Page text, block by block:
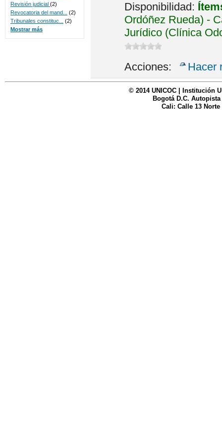
Disponibilidad:
Ordóñez Rueda) -
Jurídico (Clínica
Acciones: Hacer
Revisión judicial (2)
Revocatoria del mand...
(2)
Tribunales constituc...
(2)
Mostrar más
© 2014 UNICOC | Institución
Bogotá D.C. Autopista
Cali: Calle 13 Norte